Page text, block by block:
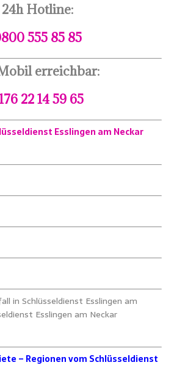
24h Hotline:
555 85 85
erreichbar:
22 14 59 65
Esslingen am Neckar
in Schlüsseldienst Esslingen am
Esslingen am Neckar
– Regionen vom Schlüsseldienst